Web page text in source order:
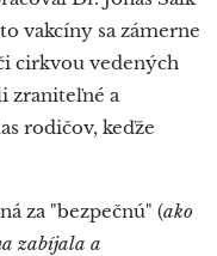
vakcíny sa zámerne
cirkvou vedených
zraniteľné a
rodičov, keďže
za "bezpečnú" (ako
zabíjala a